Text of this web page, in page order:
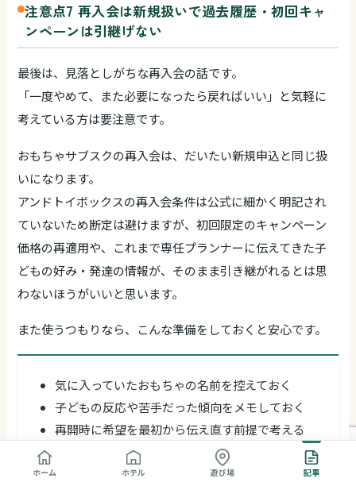
注意点7 再入会は新規扱いで過去履歴・初回キャ
ンペーンは引継げない
最後は、見落としがちな再入会の話です。
「一度やめて、また必要になったら戻ればいい」と気軽に
考えている方は要注意です。
おもちゃサブスクの再入会は、だいたい新規申込と同じ扱
いになります。
アンドトイボックスの再入会条件は公式に細かく明記され
ていないため断定は避けますが、初回限定のキャンペーン
価格の再適用や、これまで専任プランナーに伝えてきた子
どもの好み・発達の情報が、そのまま引き継がれるとは思
わないほうがいいと思います。
また使うつもりなら、こんな準備をしておくと安心です。
気に入っていたおもちゃの名前を控えておく
子どもの反応や苦手だった傾向をメモしておく
再開時に希望を最初から伝え直す前提で考える
ホーム ホテル 遊び場 記事